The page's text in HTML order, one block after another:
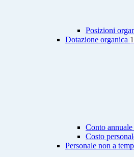
Posizioni
Dotazione organica 1
Conto
Costo
Personale non a